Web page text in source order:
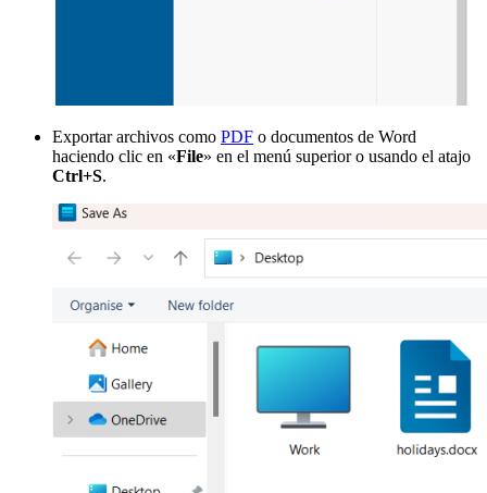
Exportar archivos como PDF o documentos de Word
haciendo clic en «File» en el menú superior o usando el atajo
Ctrl+S.